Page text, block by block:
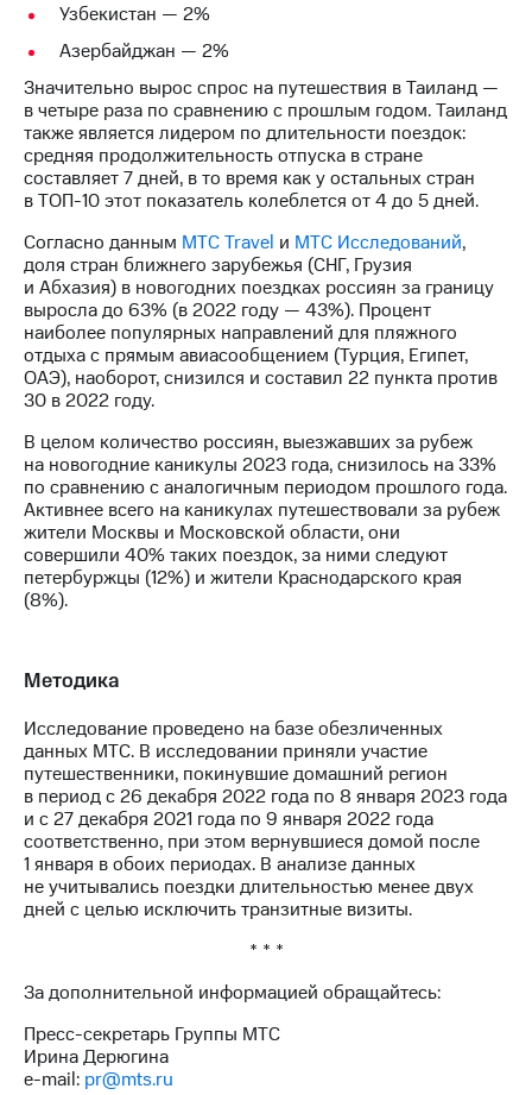
аудит
Рынок
акций
Описание
Программа
приобретения
Порядок
выкупа
Дивиденды
Рынок
облигаций
Описание
Еврооблигации-2023
Уведомление
о
именных
облигаций
Другое
Регистратор
Реквизиты
Контакты
развитие
Узбекистан — 2%
Азербайджан — 2%
Значительно вырос спрос на путешествия в Таиланд —
в четыре раза по сравнению с прошлым годом. Таиланд
также является лидером по длительности поездок:
средняя продолжительность отпуска в стране
составляет 7 дней, в то время как у остальных стран
в ТОП-10 этот показатель колеблется от 4 до 5 дней.
Согласно данным МТС Travel и МТС Исследований,
доля стран ближнего зарубежья (СНГ, Грузия
и Абхазия) в новогодних поездках россиян за границу
выросла до 63% (в 2022 году — 43%). Процент
наиболее популярных направлений для пляжного
отдыха с прямым авиасообщением (Турция, Египет,
ОАЭ), наоборот, снизился и составил 22 пункта против
30 в 2022 году.
В целом количество россиян, выезжавших за рубеж
на новогодние каникулы 2023 года, снизилось на 33%
по сравнению с аналогичным периодом прошлого года.
Активнее всего на каникулах путешествовали за рубеж
жители Москвы и Московской области, они
совершили 40% таких поездок, за ними следуют
петербуржцы (12%) и жители Краснодарского края
(8%).
Методика
Исследование проведено на базе обезличенных
данных МТС. В исследовании приняли участие
путешественники, покинувшие домашний регион
в период с 26 декабря 2022 года по 8 января 2023 года
и с 27 декабря 2021 года по 9 января 2022 года
соответственно, при этом вернувшиеся домой после
1 января в обоих периодах. В анализе данных
не учитывались поездки длительностью менее двух
дней с целью исключить транзитные визиты.
* * *
За дополнительной информацией обращайтесь:
Пресс-секретарь Группы МТС
Ирина Дерюгина
e-mail: pr@mts.ru